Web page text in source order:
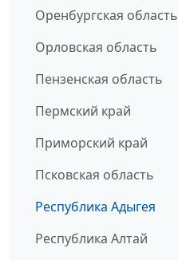
Оренбургская область
Орловская область
Пензенская область
Пермский край
Приморский край
Псковская область
Республика Адыгея
Республика Алтай